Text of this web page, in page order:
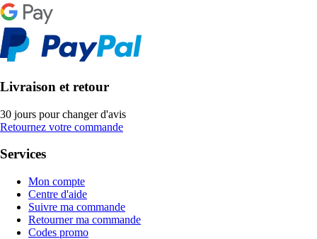
Livraison et retour
30 jours pour changer d'avis
Retournez votre commande
Services
Mon compte
Centre d'aide
Suivre ma commande
Retourner ma commande
Codes promo